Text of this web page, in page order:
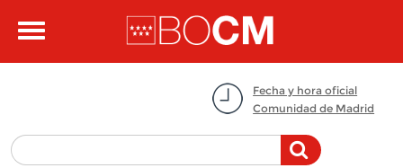
Toggle
Fecha y hora oficial
Comunidad de Madrid